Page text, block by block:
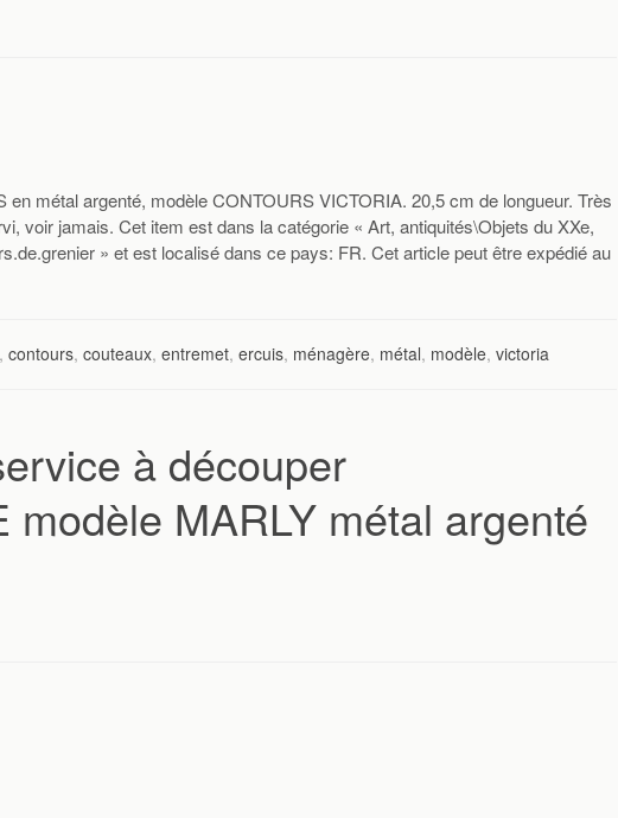
métal argenté, modèle CONTOURS VICTORIA. 20,5 cm de longueur. Très
voir jamais. Cet item est dans la catégorie « Art, antiquités\Objets du XXe,
» et est localisé dans ce pays: FR. Cet article peut être expédié au
, contours, couteaux, entremet, ercuis, ménagère, métal, modèle, victoria
à découper
modèle MARLY métal argenté